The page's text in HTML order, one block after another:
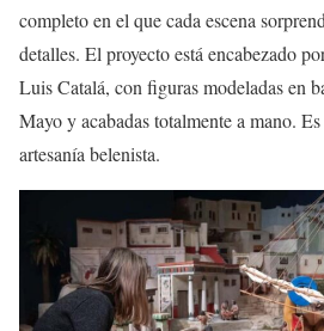
completo en el que cada escena
detalles. El proyecto está encabezado
Luis Catalá, con figuras modeladas en
Mayo y acabadas totalmente a mano.
artesanía belenista.